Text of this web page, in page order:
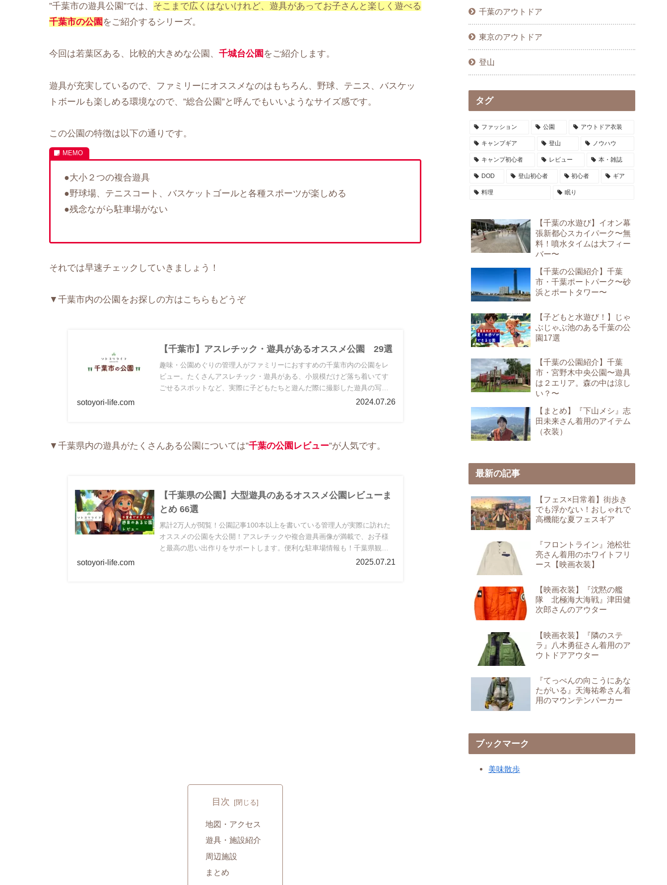
”千葉市の遊具公園”では、 そこまで広くはないけれど、遊具があってお子さんと楽しく遊べる
千葉市の公園 をご紹介するシリーズ。
今回は若葉区ある、比較的大きめな公園、 千城台公園 をご紹介します。
遊具が充実しているので、ファミリーにオススメなのはもちろん、野球、テニス、バスケッ
トボールも楽しめる環境なので、”総合公園”と呼んでもいいようなサイズ感です。
この公園の特徴は以下の通りです。
●大小２つの複合遊具
●野球場、テニスコート、バスケットゴールと各種スポーツが楽しめる
●残念ながら駐車場がない
それでは早速チェックしていきましょう！
▼千葉市内の公園をお探しの方はこちらもどうぞ
【千葉市】アスレチック・遊具があるオススメ公園 29選
趣味・公園めぐりの管理人がファミリーにおすすめの千葉市内の公園をレ
ビュー。たくさんアスレチック・遊具がある、小規模だけど落ち着いてす
ごせるスポットなど、実際に子どもたちと遊んだ際に撮影した遊具の写真
sotoyori-life.com 2024.07.26
▼千葉県内の遊具がたくさんある公園については”千葉の公園レビュー”が人気です。
【千葉県の公園】大型遊具のあるオススメ公園レビューま
とめ 66選
累計2万人が閲覧！公園記事100本以上を書いている管理人が実際に訪れた
オススメの公園を大公開！アスレチックや複合遊具画像が満載で、お子様
と最高の思い出作りをサポートします。便利な駐車場情報も！千葉県観光
sotoyori-life.com 2025.07.21
目次
地図・アクセス
遊具・施設紹介
周辺施設
まとめ
千葉のアウトドア
東京のアウトドア
登山
タグ
ファッション 公園 アウトドア衣装
キャンプギア 登山 ノウハウ
キャンプ初心者 レビュー 本・雑誌
DOD 登山初心者 初心者 ギア
料理 眠り
【千葉の水遊び】イオン幕
張新都心スカイパーク〜無
料！噴水タイムは大フィー
バー〜
【千葉の公園紹介】千葉
市・千葉ポートパーク〜砂
浜とポートタワー〜
【子どもと水遊び！】じゃ
ぶじゃぶ池のある千葉の公
園17選
【千葉の公園紹介】千葉
市・宮野木中央公園〜遊具
は２エリア。森の中は涼し
い？〜
【まとめ】『下山メシ』志
田未来さん着用のアイテム
（衣装）
最新の記事
【フェス×日常着】街歩き
でも浮かない！おしゃれで
高機能な夏フェスギア
『フロントライン』池松壮
亮さん着用のホワイトフリ
ース【映画衣装】
【映画衣装】『沈黙の艦
隊 北極海大海戦』津田健
次郎さんのアウター
【映画衣装】『隣のステ
ラ』八木勇征さん着用のア
ウトドアアウター
『てっぺんの向こうにあな
たがいる』天海祐希さん着
用のマウンテンパーカー
ブックマーク
美味散歩